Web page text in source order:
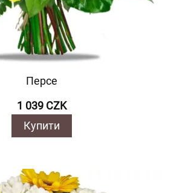
Персе
1 039 CZK
Купити